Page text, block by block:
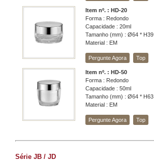
Item nº. : HD-20
Forma : Redondo
Capacidade : 20ml
Tamanho (mm) : Ø64 * H39
Material : EM
Pergunte Agora Top
Item nº. : HD-50
Forma : Redondo
Capacidade : 50ml
Tamanho (mm) : Ø64 * H63
Material : EM
Pergunte Agora Top
Série JB / JD